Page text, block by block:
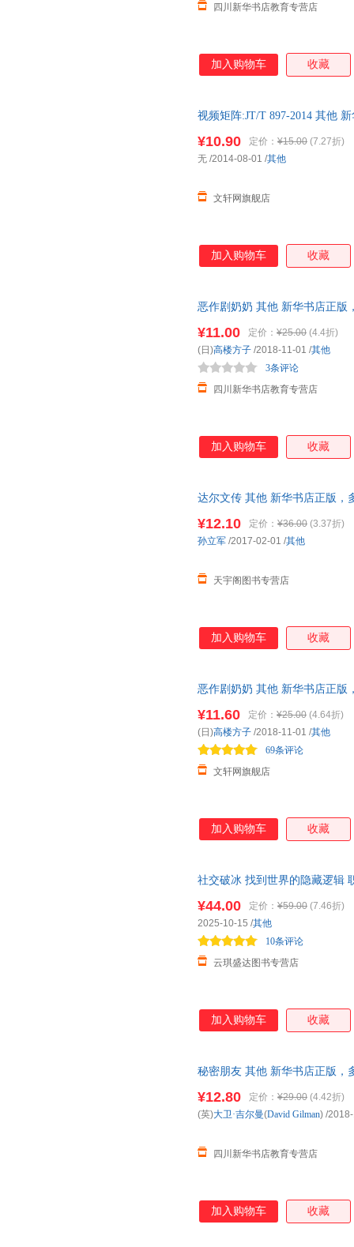
四川新华书店教育专营店
加入购物车 收藏
视频矩阵:JT/T 897-2014 其他
¥10.90 定价： ¥15.00 (7.27折)
文轩网旗舰店
无 /2014-08-01 /其他
加入购物车 收藏
恶作剧奶奶 其他 新华书店正版
¥11.00 定价： ¥25.00 (4.4折)
四川新华书店教育专营店
3条评论
(日)高楼方子 /2018-11-01 /其他
加入购物车 收藏
达尔文传 其他 新华书店正版，
¥12.10 定价： ¥36.00 (3.37折)
天宇阁图书专营店
孙立军 /2017-02-01 /其他
加入购物车 收藏
恶作剧奶奶 其他 新华书店正版
¥11.60 定价： ¥25.00 (4.64折)
文轩网旗舰店
69条评论
(日)高楼方子 /2018-11-01 /其他
加入购物车 收藏
社交破冰 找到世界的隐藏逻辑
¥44.00 定价： ¥59.00 (7.46折)
云琪盛达图书专营店
10条评论
2025-10-15 /其他
加入购物车 收藏
秘密朋友 其他 新华书店正版，
¥12.80 定价： ¥29.00 (4.42折)
四川新华书店教育专营店
(英)大卫·吉尔曼(David Gilman) /
加入购物车 收藏